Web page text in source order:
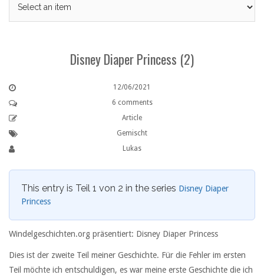
Disney Diaper Princess (2)
12/06/2021
6 comments
Article
Gemischt
Lukas
This entry is Teil 1 von 2 in the series Disney Diaper
Princess
Windelgeschichten.org präsentiert: Disney Diaper Princess
Dies ist der zweite Teil meiner Geschichte. Für die Fehler im ersten
Teil möchte ich entschuldigen, es war meine erste Geschichte die ich